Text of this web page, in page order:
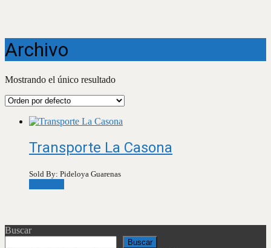
Archivo
Mostrando el único resultado
Transporte La Casona
Sold By: Pideloya Guarenas
Buscar
Buscar